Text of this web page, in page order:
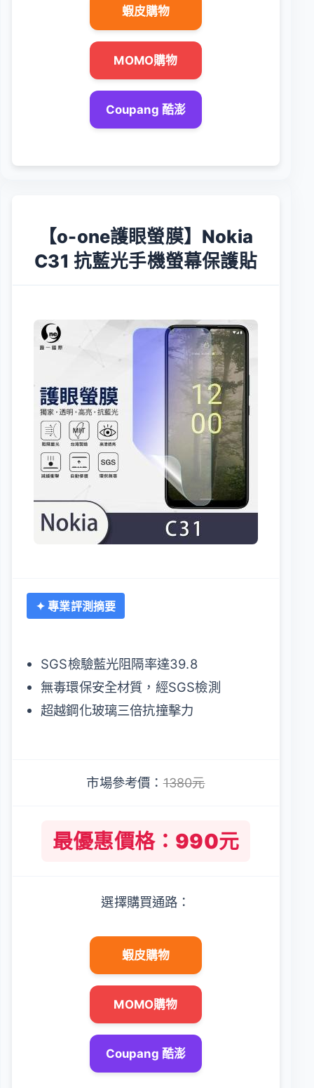
蝦皮購物
MOMO購物
Coupang 酷澎
【o-one護眼螢膜】Nokia
C31 抗藍光手機螢幕保護貼
✦ 專業評測摘要
SGS檢驗藍光阻隔率達39.8
無毒環保安全材質，經SGS檢測
超越鋼化玻璃三倍抗撞擊力
市場參考價：1380元
最優惠價格：990元
選擇購買通路：
蝦皮購物
MOMO購物
Coupang 酷澎